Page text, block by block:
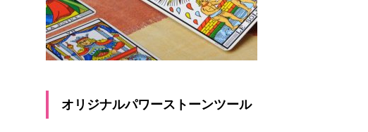
オリジナルパワーストーンツール